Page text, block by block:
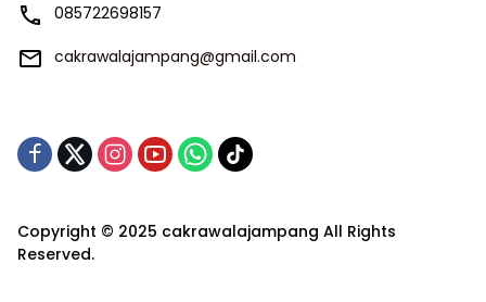
085722698157
cakrawalajampang@gmail.com
Copyright © 2025 cakrawalajampang All Rights
Reserved.